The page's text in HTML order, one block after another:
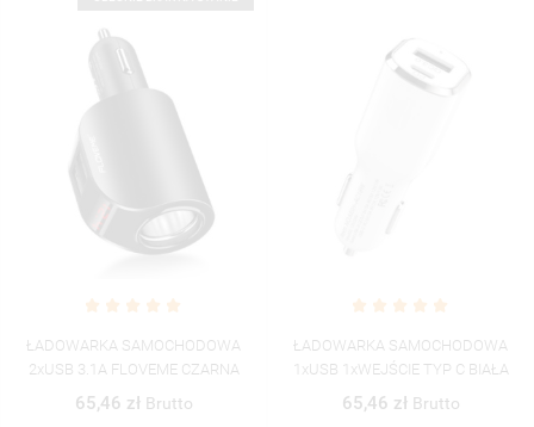
ŁADOWARKA SAMOCHODOWA
2xUSB 3.1A FLOVEME CZARNA
65,46 zł Brutto
ŁADOWARKA SAMOCHODOWA
1xUSB 1xWEJŚCIE TYP C BIAŁA
65,46 zł Brutto